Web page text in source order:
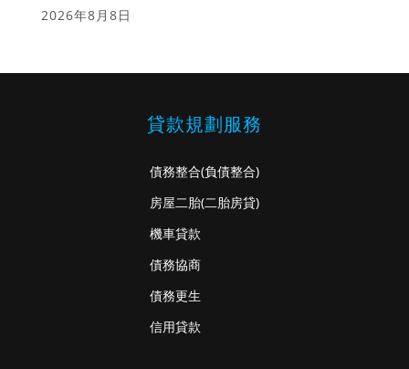
2026年8月8日
貸款規劃服務
債務整合(負債整合)
房屋二胎(二胎房貸)
機車貸款
債務協商
債務更生
信用貸款